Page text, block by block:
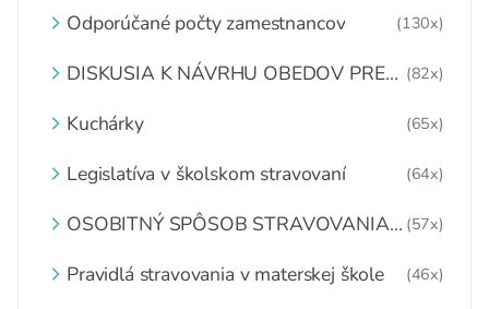
Odporúčané počty zamestnancov (130x)
DISKUSIA K NÁVRHU OBEDOV PRE
(82x)
Kuchárky (65x)
Legislatíva v školskom stravovaní (64x)
OSOBITNÝ SPÔSOB STRAVOVANIA
ZARIADENÍ
(57x)
Pravidlá stravovania v materskej škole (46x)